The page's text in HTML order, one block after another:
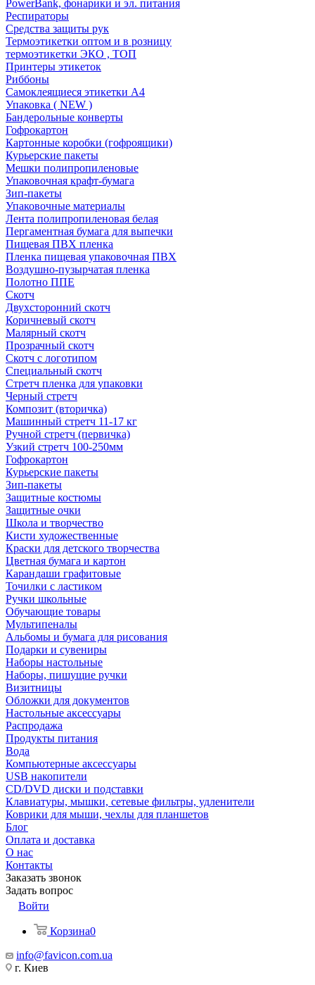
PowerBank, фонарики и эл. питания
Респираторы
Средства защиты рук
Термоэтикетки оптом и в розницу
термоэтикетки ЭКО , ТОП
Принтеры этикеток
Риббоны
Самоклеящиеся этикетки А4
Упаковка ( NEW )
Бандерольные конверты
Гофрокартон
Картонные коробки (гофроящики)
Курьерские пакеты
Мешки полипропиленовые
Упаковочная крафт-бумага
Зип-пакеты
Упаковочные материалы
Лента полипропиленовая белая
Пергаментная бумага для выпечки
Пищевая ПВХ пленка
Пленка пищевая упаковочная ПВХ
Воздушно-пузырчатая пленка
Полотно ППЕ
Скотч
Двухсторонний скотч
Коричневый скотч
Малярный скотч
Прозрачный скотч
Скотч с логотипом
Специальный скотч
Стретч пленка для упаковки
Черный стретч
Композит (вторичка)
Машинный стретч 11-17 кг
Ручной стретч (первичка)
Узкий стретч 100-250мм
Гофрокартон
Курьерские пакеты
Зип-пакеты
Защитные костюмы
Защитные очки
Школа и творчество
Кисти художественные
Краски для детского творчества
Цветная бумага и картон
Карандаши графитовые
Точилки с ластиком
Ручки школьные
Обучающие товары
Мультипеналы
Альбомы и бумага для рисования
Подарки и сувениры
Наборы настольные
Наборы, пишущие ручки
Визитницы
Обложки для документов
Настольные аксессуары
Распродажа
Продукты питания
Вода
Компьютерные аксессуары
USB накопители
CD/DVD диски и подставки
Клавиатуры, мышки, сетевые фильтры, удленители
Коврики для мыши, чехлы для планшетов
Блог
Оплата и доставка
О нас
Контакты
Заказать звонок
Задать вопрос
Войти
Корзина0
info@favicon.com.ua
г. Киев